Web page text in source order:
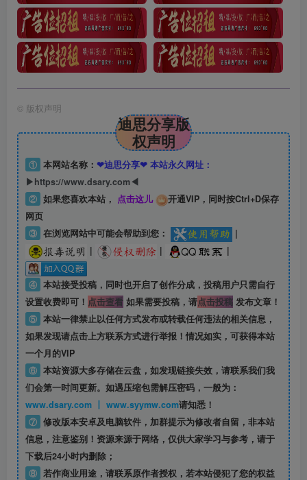
© 版权声明
迪思分享版
权声明
① 本网站名称： ❤迪思分享❤ 本站永久网址：
▶https://www.dsary.com◀
② 如果您喜欢本站， 点击这儿
开通VIP，同时按Ctrl+D保存
网页
③ 在浏览网站中可能会帮助到您：
|
|
| |
④ 本站接受投稿，同时也开启了创作分成，投稿用户只需自行
设置收费即可！ 点击查看如果需要投稿，请点击投稿发布文章！
⑤ 本站一律禁止以任何方式发布或转载任何违法的相关信息，
如果发现请点击上方联系方式进行举报！情况如实，可获得本站
一个月的VIP
⑥ 本站资源大多存储在云盘，如发现链接失效，请联系我们我
们会第一时间更新。如遇压缩包需解压密码，一般为：
www.dsary.com 丨 www.syymw.com请知悉！
⑦ 修改版本安卓及电脑软件，加群提示为修改者自留， 非本站
信息，注意鉴别！资源来源于网络，仅供大家学习与参考，请于
下载后24小时内删除；
⑧ 若作商业用途，请联系原作者授权，若本站侵犯了您的权益